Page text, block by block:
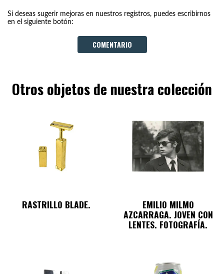
Si deseas sugerir mejoras en nuestros registros, puedes escribirnos
en el siguiente botón:
COMENTARIO
Otros objetos de nuestra colección
RASTRILLO BLADE. EMILIO MILMO
AZCARRAGA. JOVEN CON
LENTES. FOTOGRAFÍA.